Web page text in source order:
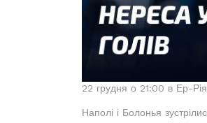
22 грудня о 21:00 в Ер-
Наполі і Болонья